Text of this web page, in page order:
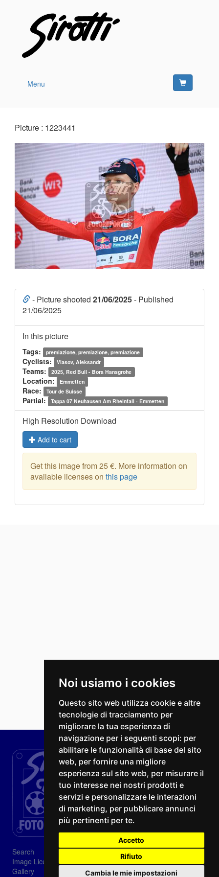
Noi usiamo i cookies
Questo sito web utilizza cookie e altre
tecnologie di tracciamento per
migliorare la tua esperienza di
navigazione per i seguenti scopi: per
abilitare le funzionalità di base del sito
web, per fornire una migliore
esperienza sul sito web, per misurare il
tuo interesse nei nostri prodotti e
servizi e personalizzare le interazioni
di marketing, per pubblicare annunci
più pertinenti per te.
Accetto
Rifiuto
Cambia le mie impostazioni
Menu
Picture : 1223441
- Picture shooted 21/06/2025- Published
21/06/2025
In this picture
Tags: premiazione, premiazione, premiazione
Cyclists: Vlasov, Aleksandr
Teams: 2025, Red Bull - Bora Hansgrohe
Location: Emmetten
Race: Tour de Suisse
Partial: Tappa 07 Neuhausen Am Rheinfall - Emmetten
High Resolution Download
Add to cart
Get this image from 25 €. More information on
available licenses on this page
Search
Image Licenses
Gallery